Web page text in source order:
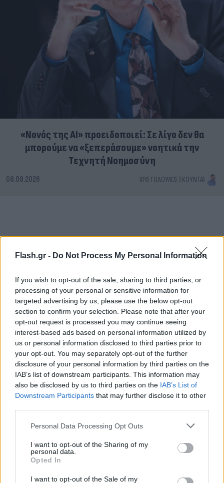
Flash.gr - Do Not Process My Personal Information
If you wish to opt-out of the sale, sharing to third parties, or
processing of your personal or sensitive information for
targeted advertising by us, please use the below opt-out
section to confirm your selection. Please note that after your
opt-out request is processed you may continue seeing
interest-based ads based on personal information utilized by
us or personal information disclosed to third parties prior to
your opt-out. You may separately opt-out of the further
disclosure of your personal information by third parties on the
IAB’s list of downstream participants. This information may
also be disclosed by us to third parties on the IAB’s List of
Downstream Participants that may further disclose it to other
Please note that this website/app uses one or more Google
not limited to your visit or usage behaviour. You may click to
grant or deny consent to Google and its third-party tags to
use your data for below specified purposes in below Google
consent section.
Personal Data Processing Opt Outs
I want to opt-out of the Sharing of my
personal data.
Opted In
I want to opt-out of the Sale of my
«Νονός της AI» προειδοποιεί: Σε λίγο δεν θα
μπορούμε να «ξεπεράσουμε» νοητικά την
Τεχνητή Νοημοσύνη
08.08.2026 ΧΡΙΣΤΌΔΟΥΛΟΣ ΣΚΟΎΝΤΑΣ